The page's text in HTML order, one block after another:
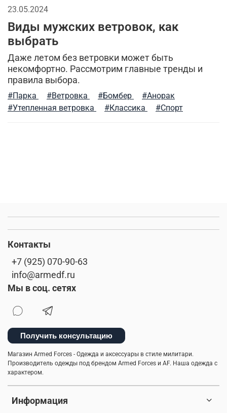
флисовая одежда
спортивные куртки комфорт зима лонгслив
стильные шорты
бесшовное женское термобелье
осенняя мужская одежда трикотажные брюки
тактическая одежда весной ремень брючный
хаки камуфляжная расцветка
городской образ
двусторонняя одежда весенние образы
джинсовые куртки шарф
23.05.2024
Виды мужских ветровок, как
выбрать
Даже летом без ветровки может быть
некомфортно. Рассмотрим главные тренды и
правила выбора.
#Парка #Ветровка #Бомбер
#Анорак
#Утепленная ветровка
#Классика #Спорт
Информация
Контакты
+7 (925) 070-90-63
info@armedf.ru
Мы в соц. сетях
Получить консультацию
Магазин Armed Forces - Одежда и аксессуары в стиле милитари.
Производитель одежды под брендом Armed Forces и AF. Наша одежда с
характером.